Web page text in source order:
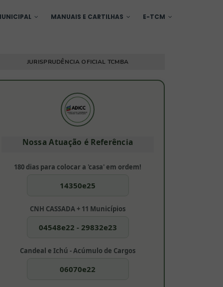
MANUAIS E CARTILHAS E-TCM
JURISPRUDÊNCIA OFICIAL TCMBA
Nossa Atuação é Referência
180 dias para colocar a 'casa' em ordem!
14350e25
CNH CASSADA + 11 Municípios
04548e22 - 29832e23
Candeal e Ichú - Acúmulo de Cargos
06070e22